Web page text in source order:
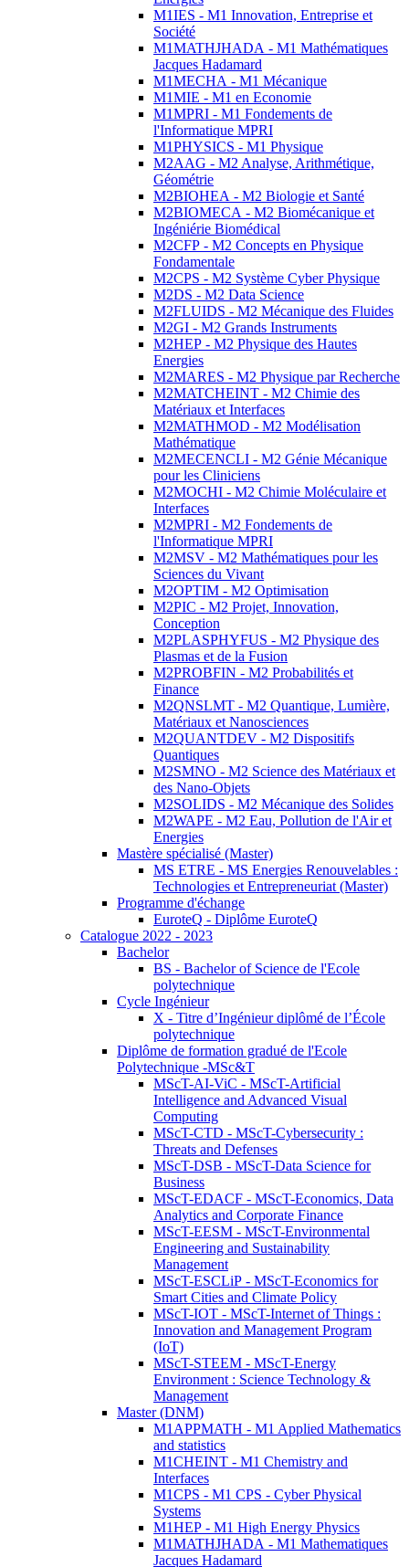
M1IES - M1 Innovation, Entreprise et
Société
M1MATHJHADA - M1 Mathématiques
Jacques Hadamard
M1MECHA - M1 Mécanique
M1MIE - M1 en Economie
M1MPRI - M1 Fondements de
l'Informatique MPRI
M1PHYSICS - M1 Physique
M2AAG - M2 Analyse, Arithmétique,
Géométrie
M2BIOHEA - M2 Biologie et Santé
M2BIOMECA - M2 Biomécanique et
Ingéniérie Biomédical
M2CFP - M2 Concepts en Physique
Fondamentale
M2CPS - M2 Système Cyber Physique
M2DS - M2 Data Science
M2FLUIDS - M2 Mécanique des Fluides
M2GI - M2 Grands Instruments
M2HEP - M2 Physique des Hautes
Energies
M2MARES - M2 Physique par Recherche
M2MATCHEINT - M2 Chimie des
Matériaux et Interfaces
M2MATHMOD - M2 Modélisation
Mathématique
M2MECENCLI - M2 Génie Mécanique
pour les Cliniciens
M2MOCHI - M2 Chimie Moléculaire et
Interfaces
M2MPRI - M2 Fondements de
l'Informatique MPRI
M2MSV - M2 Mathématiques pour les
Sciences du Vivant
M2OPTIM - M2 Optimisation
M2PIC - M2 Projet, Innovation,
Conception
M2PLASPHYFUS - M2 Physique des
Plasmas et de la Fusion
M2PROBFIN - M2 Probabilités et
Finance
M2QNSLMT - M2 Quantique, Lumière,
Matériaux et Nanosciences
M2QUANTDEV - M2 Dispositifs
Quantiques
M2SMNO - M2 Science des Matériaux et
des Nano-Objets
M2SOLIDS - M2 Mécanique des Solides
M2WAPE - M2 Eau, Pollution de l'Air et
Energies
Mastère spécialisé (Master)
MS ETRE - MS Energies Renouvelables :
Technologies et Entrepreneuriat (Master)
Programme d'échange
EuroteQ - Diplôme EuroteQ
Catalogue 2022 - 2023
Bachelor
BS - Bachelor of Science de l'Ecole
polytechnique
Cycle Ingénieur
X - Titre d’Ingénieur diplômé de l’École
polytechnique
Diplôme de formation gradué de l'Ecole
Polytechnique -MSc&T
MScT-AI-ViC - MScT-Artificial
Intelligence and Advanced Visual
Computing
MScT-CTD - MScT-Cybersecurity :
Threats and Defenses
MScT-DSB - MScT-Data Science for
Business
MScT-EDACF - MScT-Economics, Data
Analytics and Corporate Finance
MScT-EESM - MScT-Environmental
Engineering and Sustainability
Management
MScT-ESCLiP - MScT-Economics for
Smart Cities and Climate Policy
MScT-IOT - MScT-Internet of Things :
Innovation and Management Program
(IoT)
MScT-STEEM - MScT-Energy
Environment : Science Technology &
Management
Master (DNM)
M1APPMATH - M1 Applied Mathematics
and statistics
M1CHEINT - M1 Chemistry and
Interfaces
M1CPS - M1 CPS - Cyber Physical
Systems
M1HEP - M1 High Energy Physics
M1MATHJHADA - M1 Mathematiques
Jacques Hadamard